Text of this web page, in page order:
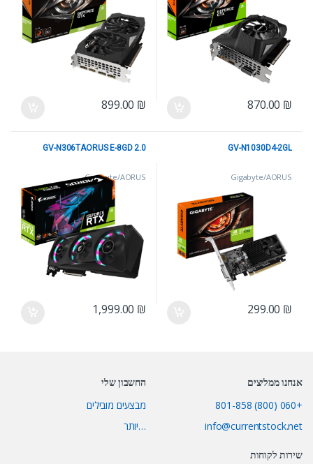
870.00 ₪
899.00 ₪
Gigabyte/AORUS
GV-N1030D4-2GL
299.00 ₪
Gigabyte/AORUS
GV-N306TAORUS E-8GD 2.0
1,999.00 ₪
אנחנו ממליצים
+060 (800) 801-858
info@currentstock.net
החשבון שלי
מבצעים מובילים
…יותר
שירות לקוחות